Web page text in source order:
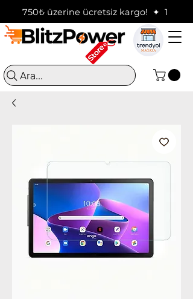
750₺ üzerine ücretsiz kargo!  ✦
Ara...